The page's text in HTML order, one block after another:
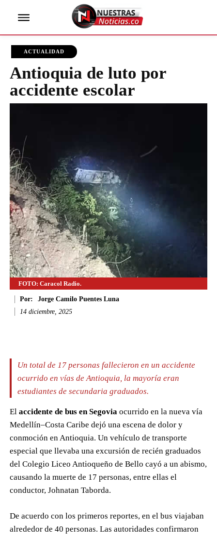
ACTUALIDAD
Antioquia de luto por
accidente escolar
FOTO: Caracol Radio.
Por:
Jorge Camilo Puentes Luna
14 diciembre, 2025
Un total de 17 personas fallecieron en un accidente
ocurrido en vías de Antioquia, la mayoría eran
estudiantes de secundaria graduados.
El accidente de bus en Segovia ocurrido en la nueva vía
Medellín–Costa Caribe dejó una escena de dolor y
conmoción en Antioquia. Un vehículo de transporte
especial que llevaba una excursión de recién graduados
del Colegio Liceo Antioqueño de Bello cayó a un abismo,
causando la muerte de 17 personas, entre ellas el
conductor, Johnatan Taborda.
De acuerdo con los primeros reportes, en el bus viajaban
alrededor de 40 personas. Las autoridades confirmaron